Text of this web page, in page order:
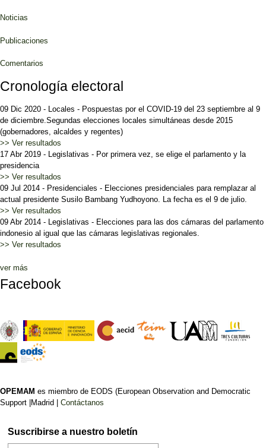
Noticias
Publicaciones
Comentarios
Cronología electoral
09 Dic 2020 - Locales - Pospuestas por el COVID-19 del 23 septiembre al 9
de diciembre.Segundas elecciones locales simultáneas desde 2015
(gobernadores, alcaldes y regentes)
>> Ver resultados
17 Abr 2019 - Legislativas - Por primera vez, se elige el parlamento y la
presidencia
>> Ver resultados
09 Jul 2014 - Presidenciales - Elecciones presidenciales para remplazar al
actual presidente Susilo Bambang Yudhoyono. La fecha es el 9 de julio.
>> Ver resultados
09 Abr 2014 - Legislativas - Elecciones para las dos cámaras del parlamento
indonesio al igual que las cámaras legislativas regionales.
>> Ver resultados
ver más
Facebook
OPEMAM es miembro de EODS (European Observation and Democratic
Support |Madrid | Contáctanos
Suscribirse a nuestro boletín